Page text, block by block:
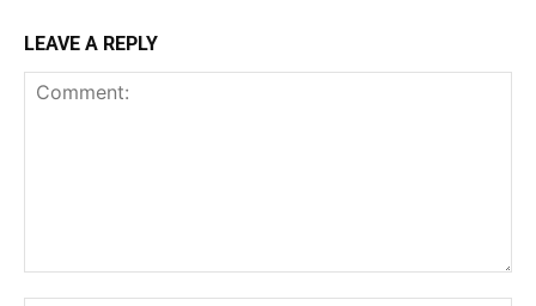
LEAVE A REPLY